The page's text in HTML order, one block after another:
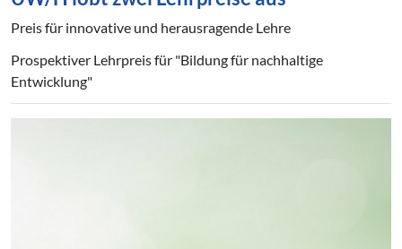
Preis für innovative und herausragende Lehre
Prospektiver Lehrpreis für "Bildung für nachhaltige
Entwicklung"